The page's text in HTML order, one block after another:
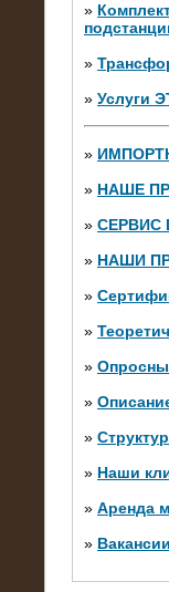
»
»
» Услуги
»
» НАШЕ
» СЕРВИС
» НАШИ
»
»
»
»
»
» Наши
» Аренда
» Вакансии
28.02.2015
штуки)
10.10.2014
яруса